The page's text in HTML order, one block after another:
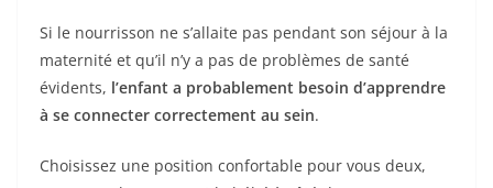
Si le nourrisson ne s’allaite pas pendant son séjour à la
maternité et qu’il n’y a pas de problèmes de santé
évidents, l’enfant a probablement besoin d’apprendre
à se connecter correctement au sein.
Choisissez une position confortable pour vous deux,